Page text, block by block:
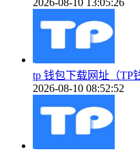
tp 钱包下载网址（TP
2026-08-10 08:52:52